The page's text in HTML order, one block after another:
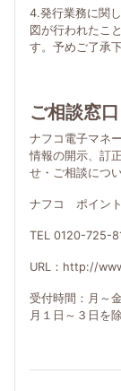
4.発行業務に関
図が行われたこ
す。予めご了承下
ご相談窓口
ナフコ電子マネ
情報の開示、訂
せ・ご相談につ
ナフコ ポイン
TEL 0120-725-
URL：http://
受付時間：月～
月１日～３日を除